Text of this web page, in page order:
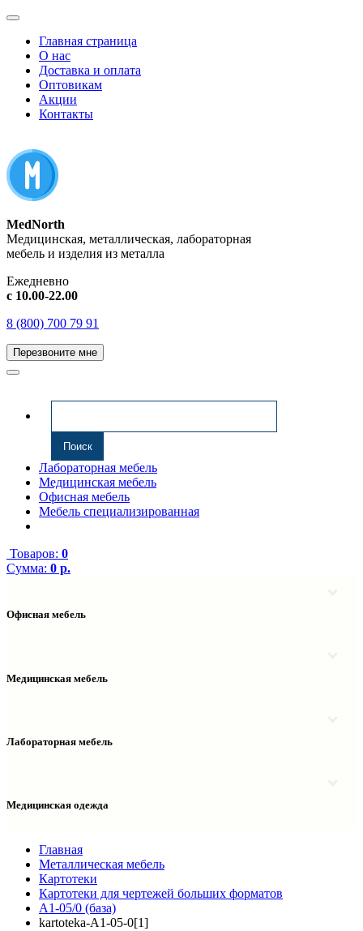
Главная страница
О нас
Доставка и оплата
Оптовикам
Акции
Контакты
MedNorth
Медицинская, металлическая, лабораторная
мебель и изделия из металла
Ежедневно
с 10.00-22.00
8 (800) 700 79 91
Перезвоните мне
Лабораторная мебель
Медицинская мебель
Офисная мебель
Мебель специализированная
Товаров: 0
Сумма: 0 р.
Офисная мебель
Надстройки
Столы рабочие
Шкафы колонки
Медицинская мебель
Шкафы колонки медицинские
Лабораторная мебель
Тумбы мойки лабораторные
Медицинская одежда
Главная
Металлическая мебель
Картотеки
Картотеки для чертежей больших форматов
А1-05/0 (база)
kartoteka-A1-05-0[1]